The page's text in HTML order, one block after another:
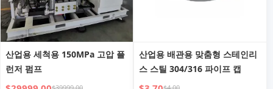
산업용 세척용 150MPa 고압 플
런저 펌프
산업용 배관용 맞춤형 스테인리
스 스틸 304/316 파이프 캡